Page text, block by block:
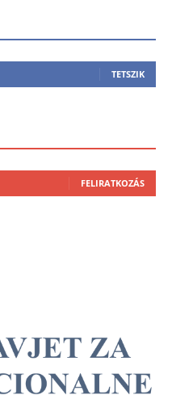
TETSZIK
FELIRATKOZÁS